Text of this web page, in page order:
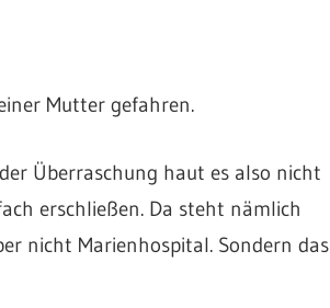
Mutter gefahren.
Überraschung haut es also nicht
erschließen. Da steht nämlich
nicht Marienhospital. Sondern das